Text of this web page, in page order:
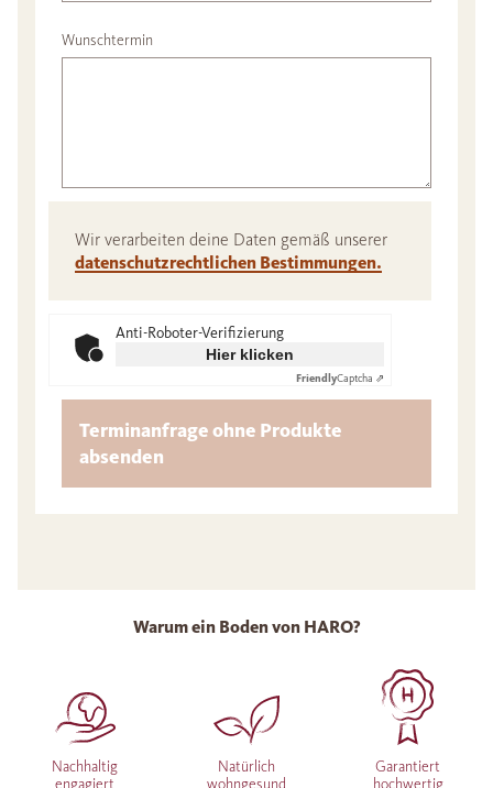
Wunschtermin
Wir verarbeiten deine Daten gemäß unserer
datenschutzrechtlichen Bestimmungen.
Anti-Roboter-Verifizierung
Hier klicken
FriendlyCaptcha ⇗
Terminanfrage ohne Produkte
absenden
Warum ein Boden von HARO?
Nachhaltig
engagiert
Natürlich
wohngesund
Garantiert
hochwertig